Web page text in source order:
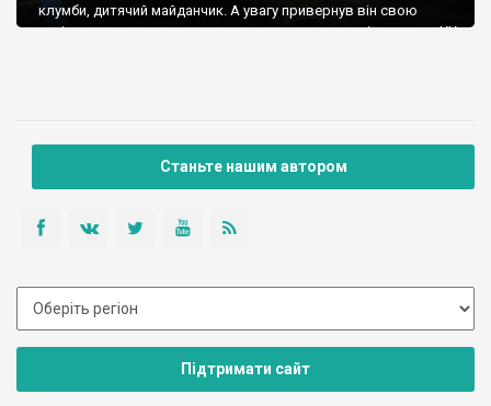
клумби, дитячий майданчик. А увагу привернув він свою
архітектурою, досить типовою для земських шкіл початку ХХ
Станьте нашим автором
Підтримати сайт